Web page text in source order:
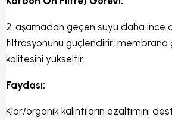
2. aşamadan geçen suyu daha ince
filtrasyonunu güçlendirir; membrana
kalitesini yükseltir.
Faydası:
Klor/organik kalıntıların azaltımını